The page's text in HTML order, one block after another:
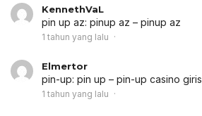
KennethVaL
pin up az: pinup az – pinup az
1 tahun yang lalu
Elmertor
pin-up: pin up – pin-up casino giris
1 tahun yang lalu